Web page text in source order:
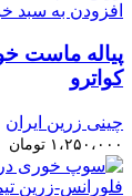
افزودن به سبد
پیاله ماست
کواترو
چینی زرین ایران
۱،۲۵۰،۰۰۰ تومان